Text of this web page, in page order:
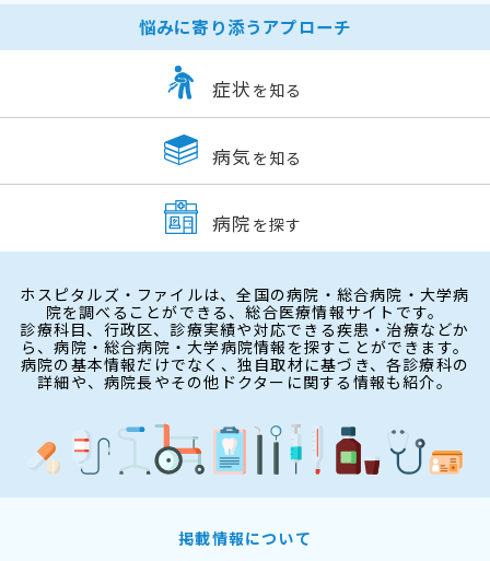
悩みに寄り添うアプローチ
症状 を知る
病気 を知る
病院 を探す
ホスピタルズ・ファイルは、全国の病院・総合病院・大学病
院を調べることができる、総合医療情報サイトです。
診療科目、行政区、診療実績や対応できる疾患・治療などか
ら、病院・総合病院・大学病院情報を探すことができます。
病院の基本情報だけでなく、独自取材に基づき、各診療科の
詳細や、病院長やその他ドクターに関する情報も紹介。
掲載情報について